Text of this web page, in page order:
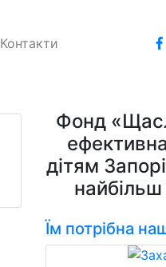
Контакти
Фонд
дітям
найбільш
Їм потрібна